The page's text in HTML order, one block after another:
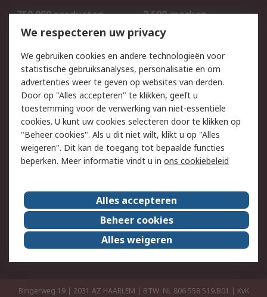
750.000 producten
2.500 merken
Bestellen
Inkoopoplossingen
Track & Trace
Wettelijk
Cookiebeleid
Email veiligheid
Privacybeleid
Websitevoorwaarden
Algemene
verkoopvoorwaarden
Over RS
RS Group
Over ons
RS wereldwijd
Werken bij RS
ESG
Bingerweg 19 | 2031 AZ HAARLEM | BTW: NL 806 558 519.B01 | KvK
We respecteren uw privacy
We gebruiken cookies en andere technologieën voor
statistische gebruiksanalyses, personalisatie en om
advertenties weer te geven op websites van derden.
Door op "Alles accepteren" te klikken, geeft u
toestemming voor de verwerking van niet-essentiële
cookies. U kunt uw cookies selecteren door te klikken op
"Beheer cookies". Als u dit niet wilt, klikt u op "Alles
weigeren". Dit kan de toegang tot bepaalde functies
beperken. Meer informatie vindt u in ons cookiebeleid
Alles accepteren
Beheer cookies
Alles weigeren